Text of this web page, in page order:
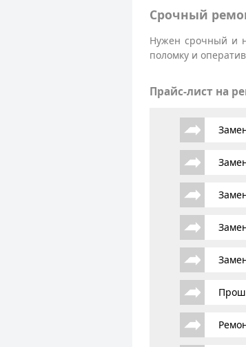
Срочный
Нужен срочный и
поломку и
Прайс-лист на